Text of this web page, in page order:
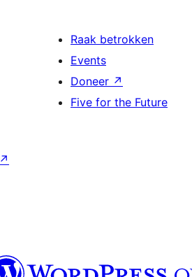
Raak betrokken
Events
Doneer ↗
Five for the Future
↗